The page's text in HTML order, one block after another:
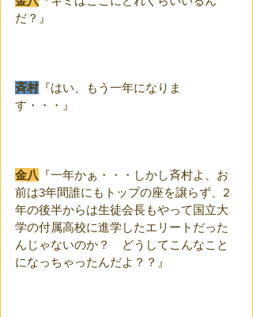
だ？』
斉村『はい、もう一年になりま
す・・・』
金八
『一年かぁ・・・しかし斉村よ、お
前は3年間誰にもトップの座を譲らず、2
年の後半からは生徒会長もやって国立大
学の付属高校に進学したエリートだった
んじゃないのか？　どうしてこんなこと
になっちゃったんだよ？？』